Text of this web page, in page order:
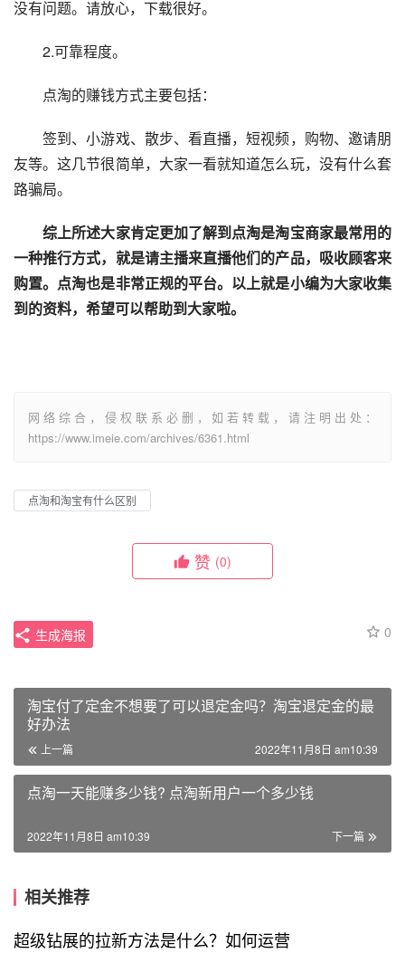
没有问题。请放心，下载很好。
2.可靠程度。
点淘的赚钱方式主要包括：
签到、小游戏、散步、看直播，短视频，购物、邀请朋
友等。这几节很简单，大家一看就知道怎么玩，没有什么套
路骗局。
综上所述大家肯定更加了解到点淘是淘宝商家最常用的
一种推行方式，就是请主播来直播他们的产品，吸收顾客来
购置。点淘也是非常正规的平台。以上就是小编为大家收集
到的资料，希望可以帮助到大家啦。
网络综合，侵权联系必删，如若转载，请注明出处：
https://www.imeie.com/archives/6361.html
点淘和淘宝有什么区别
赞 (0)
0
生成海报
淘宝付了定金不想要了可以退定金吗？淘宝退定金的最
好办法
上一篇 2022年11月8日 am10:39
点淘一天能赚多少钱? 点淘新用户一个多少钱
下一篇
2022年11月8日 am10:39
相关推荐
超级钻展的拉新方法是什么？如何运营